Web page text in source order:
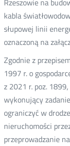
Rzeszowie na
kabla
słupowej linii
oznaczoną na
Zgodnie z
1997 r. o
z 2021 r. poz. 1899,
wykonujący
ograniczyć w
nieruchomości
przeprowadzanie